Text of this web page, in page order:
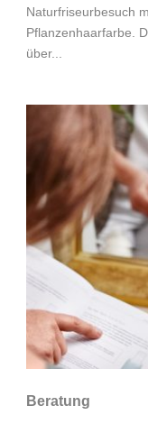
Naturfriseurbesuch
Pflanzenhaarfarbe.
über...
Beratung